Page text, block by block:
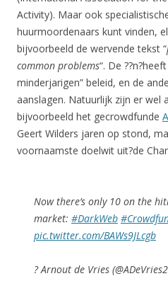
Activity). Maar ook
huurmoordenaars kunt vinden,
bijvoorbeeld de wervende tekst “
common problems“. De
minderjarigen” beleid, en de
aanslagen. Natuurlijk zijn er wel
bijvoorbeeld het gecrowdfunde
Geert Wilders jaren op stond,
voornaamste doelwit uit?de
Now there’s only 10 on the
market: #DarkWeb
pic.twitter.com/BAWs9JLcgb
? Arnout de Vries